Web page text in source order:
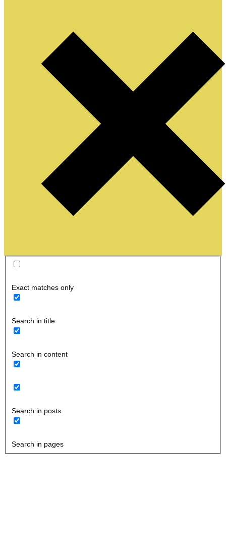
Exact matches only
Search in title
Search in content
Search in posts
Search in pages